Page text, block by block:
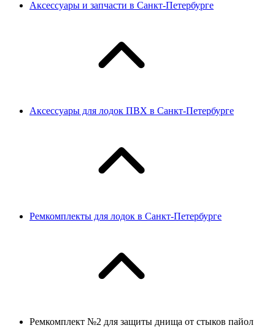
Аксессуары и запчасти в Санкт-Петербурге
Аксессуары для лодок ПВХ в Санкт-Петербурге
Ремкомплекты для лодок в Санкт-Петербурге
Ремкомплект №2 для защиты днища от стыков пайол